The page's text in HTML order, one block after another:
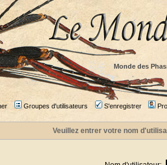
Monde des
Groupes d'utilisateurs S'enregistrer
Veuillez entrer votre nom